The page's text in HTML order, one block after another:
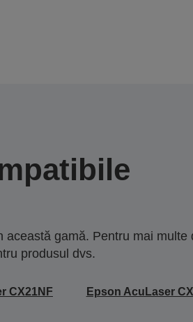
gamă. Pentru mai multe
produsul dvs.
CX21NF Epson AcuLaser